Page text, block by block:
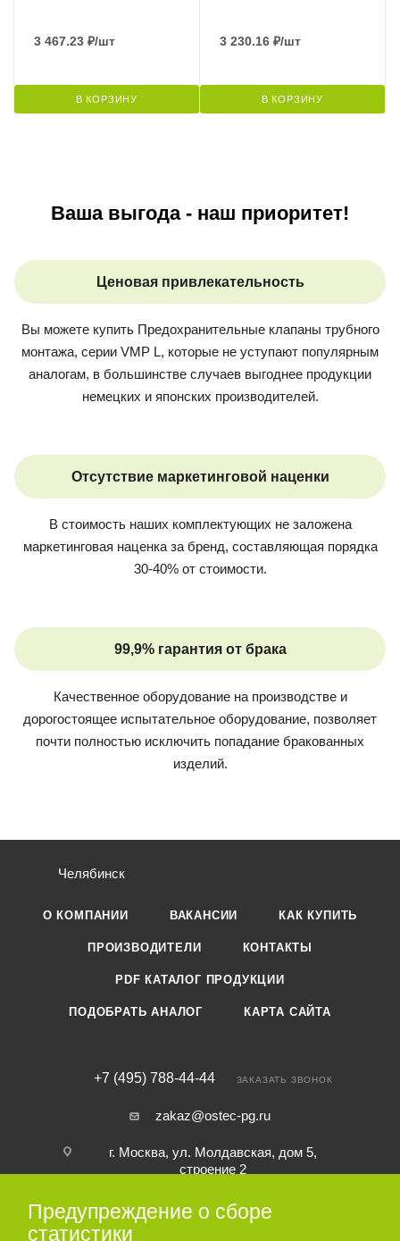
3 467.23 ₽/шт
В КОРЗИНУ
3 230.16 ₽/шт
В КОРЗИНУ
Ваша выгода - наш приоритет!
Ценовая привлекательность
Вы можете купить Предохранительные клапаны трубного
монтажа, серии VMP L, которые не уступают популярным
аналогам, в большинстве случаев выгоднее продукции
немецких и японских производителей.
Отсутствие маркетинговой наценки
В стоимость наших комплектующих не заложена
маркетинговая наценка за бренд, составляющая порядка
30-40% от стоимости.
99,9% гарантия от брака
Качественное оборудование на производстве и
дорогостоящее испытательное оборудование, позволяет
почти полностью исключить попадание бракованных
изделий.
Челябинск
О КОМПАНИИ ВАКАНСИИ КАК КУПИТЬ
ПРОИЗВОДИТЕЛИ КОНТАКТЫ
PDF КАТАЛОГ ПРОДУКЦИИ
ПОДОБРАТЬ АНАЛОГ КАРТА САЙТА
+7 (495) 788-44-44 ЗАКАЗАТЬ ЗВОНОК
zakaz@ostec-pg.ru
г. Москва, ул. Молдавская, дом 5,
строение 2
ПОДПИСАТЬСЯ НА РАССЫЛКУ
Предупреждение о сборе
статистики